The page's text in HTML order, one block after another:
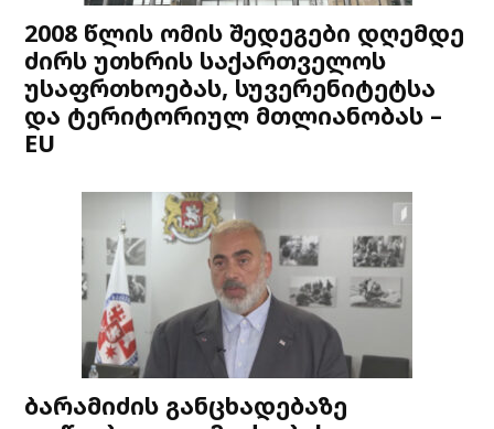
2008 წლის ომის შედეგები დღემდე
ძირს უთხრის საქართველოს
უსაფრთხოებას, სუვერენიტეტსა
და ტერიტორიულ მთლიანობას –
EU
ბარამიძის განცხადებაზე